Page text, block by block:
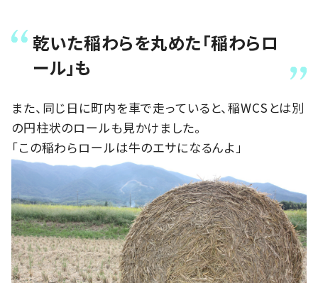
乾いた稲わらを丸めた「稲わらロ
ール」も
また、同じ日に町内を車で走っていると、稲WCSとは別
の円柱状のロールも見かけました。
「この稲わらロールは牛のエサになるんよ」